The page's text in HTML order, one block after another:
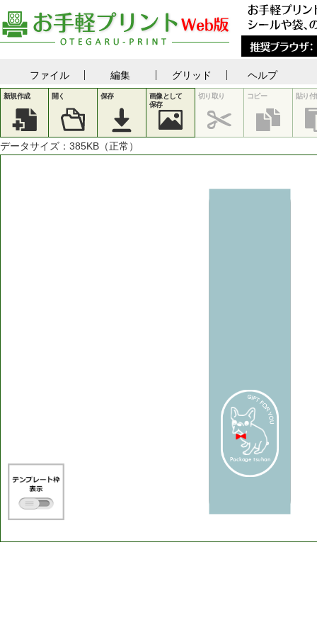
ファイル 編集 グリッド ヘルプ
新規作成 開く 保存
画像として
保存
切り取り コピー 貼り付
データサイズ： 385KB（正常）
Package tsuhan